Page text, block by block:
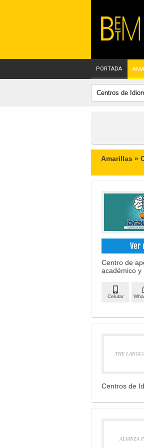
PORTADA
Amarillas »
Ver
Centro de
académico y
Celular
THE
Centros de
ALIANZA